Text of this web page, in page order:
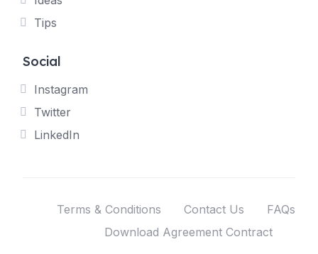
Tips
Social
Instagram
Twitter
LinkedIn
Terms & Conditions Contact Us
FAQs
Download Agreement Contract